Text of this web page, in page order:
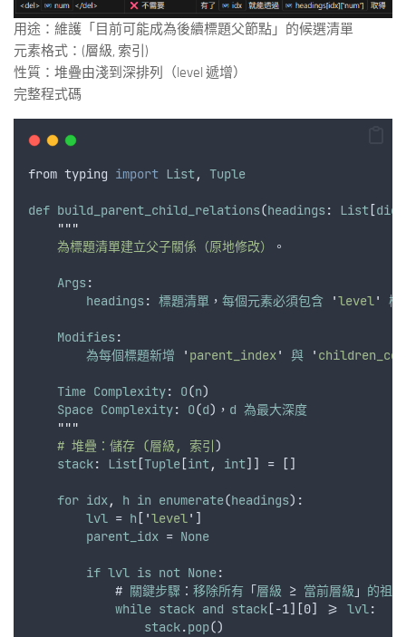
用途：維護「目前可能成為後續標題父節點」的候選清單
元素格式：(層級, 索引)
性質：堆疊由淺到深排列（level 遞增）
完整程式碼
from typing import List, Tuple
def build_parent_child_relations(headings: List [dict
"""
    為標題清單建立父子關係（原地修改）
。
Args:
headings: 標題清單 ， 每個元素必須包含 'level' 欄
Modifies:
為每個標題新增
' parent_index' 與 '
Time Complexity: O(n)
Space Complexity: O(d)， d 為最大深度
"""
    # 堆疊：儲存 (層級, 索引
)
stack: List [Tuple [int, int]] = []
for idx, h in enumerate(headings):
lvl = h [ 'level' ]
parent_idx = None
if lvl is not None:
            #
關鍵步驟 ： 移除所有 「 層級 ≥ 當前層級 」 的祖先
while stack and stack [-1][0] >= lvl:
stack.pop()